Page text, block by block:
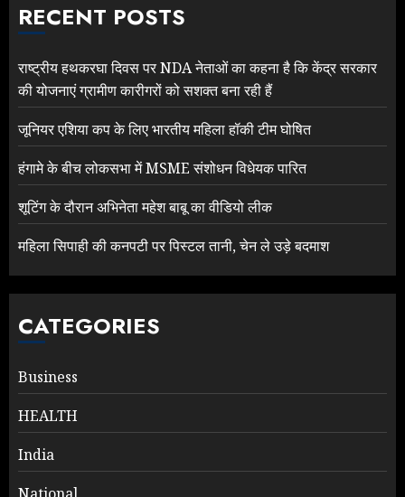
RECENT POSTS
राष्ट्रीय हथकरघा दिवस पर NDA नेताओं का कहना है कि केंद्र सरकार
की योजनाएं ग्रामीण कारीगरों को सशक्त बना रही हैं
जूनियर एशिया कप के लिए भारतीय महिला हॉकी टीम घोषित
हंगामे के बीच लोकसभा में MSME संशोधन विधेयक पारित
शूटिंग के दौरान अभिनेता महेश बाबू का वीडियो लीक
महिला सिपाही की कनपटी पर पिस्टल तानी, चेन ले उड़े बदमाश
CATEGORIES
Business
HEALTH
India